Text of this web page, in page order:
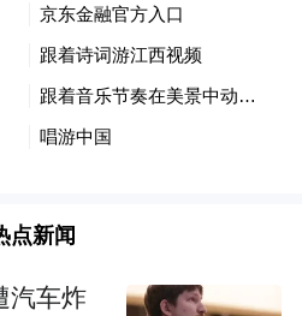
。
市场管理科马玲玲介
国旅游日”，江西省文化
个设区市519家市场主
游购娱”的“唱游江西”
点新闻
汽车炸